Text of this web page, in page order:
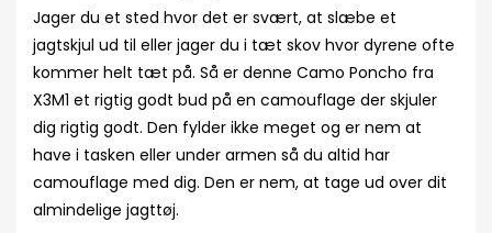
Jager du et sted hvor det er svært, at slæbe et
jagtskjul ud til eller jager du i tæt skov hvor dyrene ofte
kommer helt tæt på. Så er denne Camo Poncho fra
X3M1 et rigtig godt bud på en camouflage der skjuler
dig rigtig godt. Den fylder ikke meget og er nem at
have i tasken eller under armen så du altid har
camouflage med dig. Den er nem, at tage ud over dit
almindelige jagttøj.